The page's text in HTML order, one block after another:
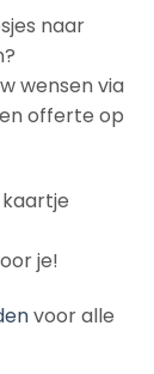
naar
wensen via
offerte op
je!
voor alle